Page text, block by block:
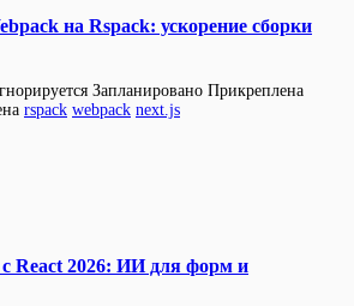
на Rspack: ускорение сборки
Запланировано Прикреплена
rspack webpack next.js
React 2026: ИИ для форм и